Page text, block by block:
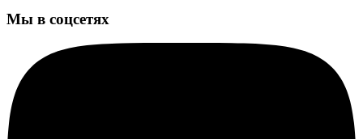
Мы в соцсетях